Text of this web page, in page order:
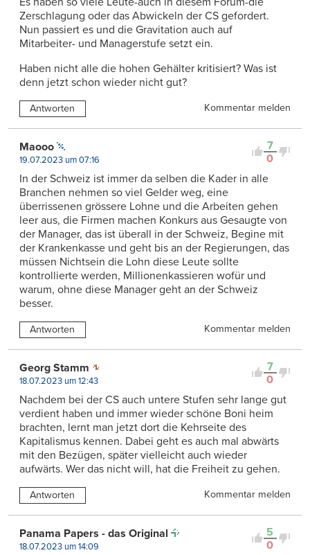
Zerschlagung oder das Abwickeln der CS gefordert.
Nun passiert es und die Gravitation auch auf
Mitarbeiter- und Managerstufe setzt ein.
Haben nicht alle die hohen Gehälter kritisiert? Was ist
denn jetzt schon wieder nicht gut?
Antworten Kommentar melden
7
0
Maooo
19.07.2023 um 07:16
In der Schweiz ist immer da selben die Kader in alle
Branchen nehmen so viel Gelder weg, eine
überrissenen grössere Lohne und die Arbeiten gehen
leer aus, die Firmen machen Konkurs aus Gesaugte von
der Manager, das ist überall in der Schweiz, Begine mit
der Krankenkasse und geht bis an der Regierungen, das
müssen Nichtsein die Lohn diese Leute sollte
kontrollierte werden, Millionenkassieren wofür und
warum, ohne diese Manager geht an der Schweiz
besser.
Antworten Kommentar melden
7
0
Georg Stamm
18.07.2023 um 12:43
Nachdem bei der CS auch untere Stufen sehr lange gut
verdient haben und immer wieder schöne Boni heim
brachten, lernt man jetzt dort die Kehrseite des
Kapitalismus kennen. Dabei geht es auch mal abwärts
mit den Bezügen, später vielleicht auch wieder
aufwärts. Wer das nicht will, hat die Freiheit zu gehen.
Antworten Kommentar melden
5
0
Panama Papers - das Original
18.07.2023 um 14:09